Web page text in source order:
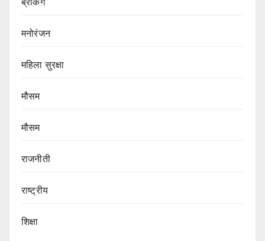
मनोरंजन
महिला सुरक्षा
मौसम
मौसम
राजनीती
राष्ट्रीय
शिक्षा